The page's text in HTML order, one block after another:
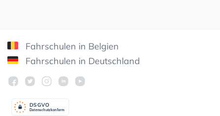
Fahrschulen in Belgien
Fahrschulen in Deutschland
Datenschutzkonform
DSGVO